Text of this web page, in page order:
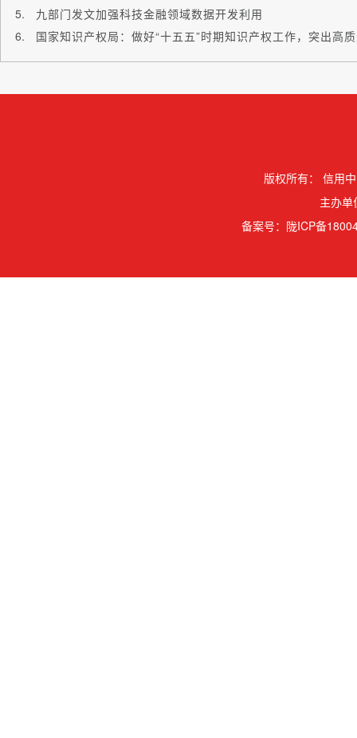
九部门发文加强科技金融领域数据开发利用
国家知识产权局：做好“十五五”时期知识产权工作，突出高
版权所有：
信用
主办
备案号： 陇ICP备